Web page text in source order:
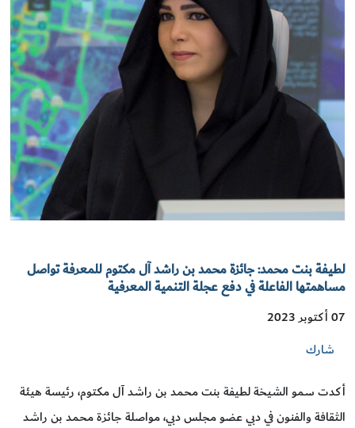
لطيفة بنت محمد: جائزة محمد بن راشد آل مكتوم للمعرفة تواصل
مساهمتها الفاعلة في دفع عجلة التنمية المعرفية
07 أكتوبر 2023
شارك
أكدت سمو الشيخة لطيفة بنت محمد بن راشد آل مكتوم، رئيسة هيئة
الثقافة والفنون في دبي عضو مجلس دبي، مواصلة جائزة محمد بن راشد